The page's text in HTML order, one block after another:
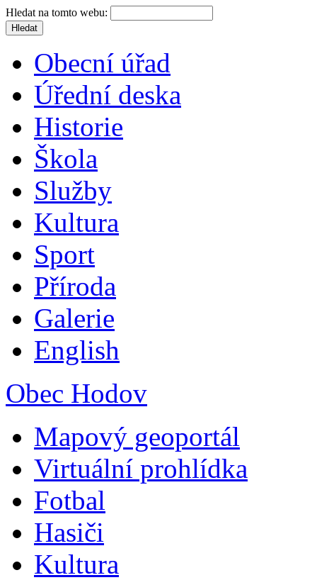
Hledat na tomto webu:
Obecní úřad
Úřední deska
Historie
Škola
Služby
Kultura
Sport
Příroda
Galerie
English
Obec Hodov
Mapový geoportál
Virtuální prohlídka
Fotbal
Hasiči
Kultura